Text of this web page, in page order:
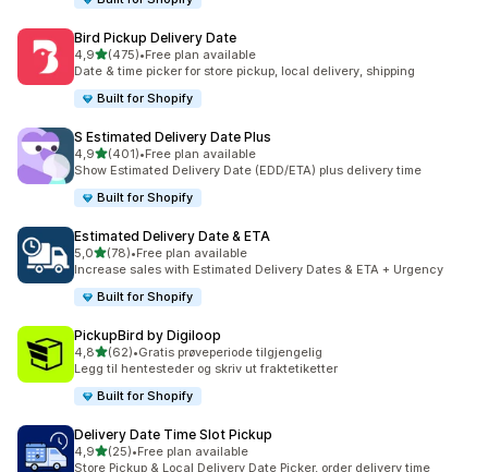
Bird Pickup Delivery Date
4,9av 5 stjerner
(475)
Totalt 475 omtaler
•Free plan available
Date & time picker for store pickup, local delivery, shipping
Built for Shopify
S Estimated Delivery Date Plus
4,9av 5 stjerner
(401)
Totalt 401 omtaler
•Free plan available
Show Estimated Delivery Date (EDD/ETA) plus delivery time
Built for Shopify
Estimated Delivery Date & ETA
5,0av 5 stjerner
(78)
Totalt 78 omtaler
•Free plan available
Increase sales with Estimated Delivery Dates & ETA + Urgency
Built for Shopify
PickupBird by Digiloop
4,8av 5 stjerner
(62)
Totalt 62 omtaler
•Gratis prøveperiode tilgjengelig
Legg til hentesteder og skriv ut fraktetiketter
Built for Shopify
Delivery Date Time Slot Pickup
4,9av 5 stjerner
(25)
Totalt 25 omtaler
•Free plan available
Store Pickup & Local Delivery Date Picker, order delivery time